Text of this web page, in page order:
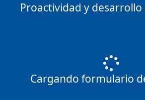
Proactividad y
Cargando formulario